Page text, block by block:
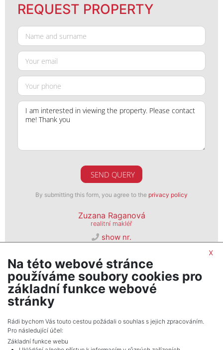
REQUEST PROPERTY
SEND QUERY
By submitting this form, you agree to the privacy policy
Zuzana Raganová
realitní makléř
show nr.
PSN, s. r. o.
Seifertova 823/9, 13000, Praha 3
x
Na této webové stránce
používáme soubory cookies pro
základní funkce webové
stránky
Rádi bychom Vás touto cestou požádali o souhlas s jejich zpracováním.
Pro následující účel:
Základní funkce webu